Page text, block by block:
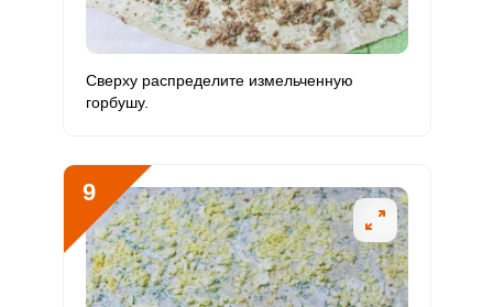
Сверху распределите измельченную
горбушу.
9